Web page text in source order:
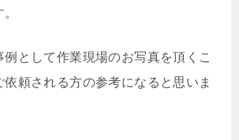
として作業現場のお写真を頂くこ
依頼される方の参考になると思いま